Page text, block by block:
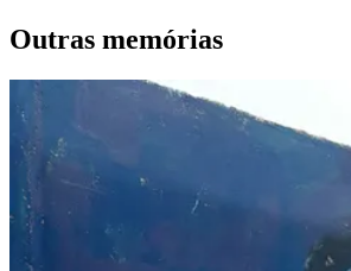
Outras memórias